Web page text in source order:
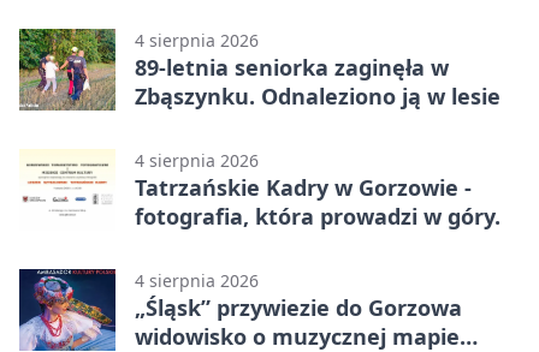
4 sierpnia 2026
89-letnia seniorka zaginęła w
Zbąszynku. Odnaleziono ją w lesie
4 sierpnia 2026
Tatrzańskie Kadry w Gorzowie -
fotografia, która prowadzi w góry.
4 sierpnia 2026
„Śląsk” przywiezie do Gorzowa
widowisko o muzycznej mapie